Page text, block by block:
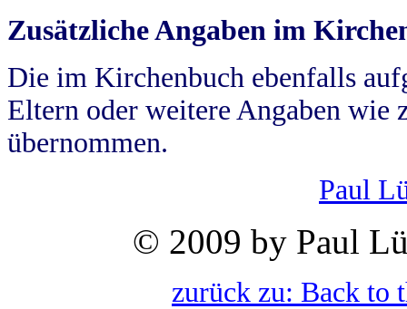
Zusätzliche Angaben im
Die im Kirchenbuch ebenfalls
Eltern oder weitere Angaben wie
übernommen.
Paul
© 2009 by Paul
zurück zu: Back to